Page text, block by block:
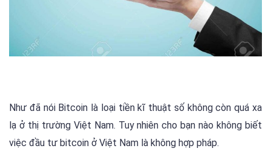
Như đã nói Bitcoin là loại tiền kĩ thuật số không còn quá xa
lạ ở thị trường Việt Nam. Tuy nhiên cho bạn nào không biết
việc đầu tư bitcoin ở Việt Nam là không hợp pháp.